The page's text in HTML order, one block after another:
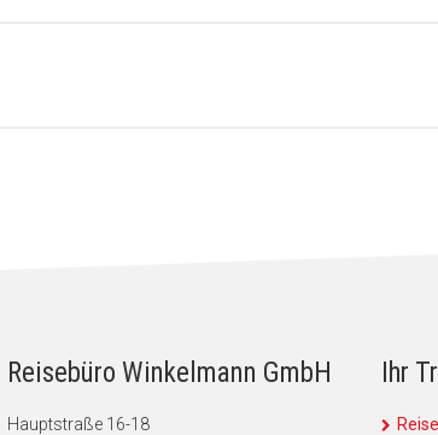
Reisebüro Winkelmann GmbH
Hauptstraße 16-18
Ihr